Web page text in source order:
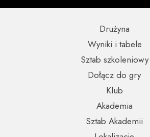
Wyniki i tabele
Sztab szkoleniowy
Sztab Akademii
Dołącz do gry
Drużyna
Akademia
Klub